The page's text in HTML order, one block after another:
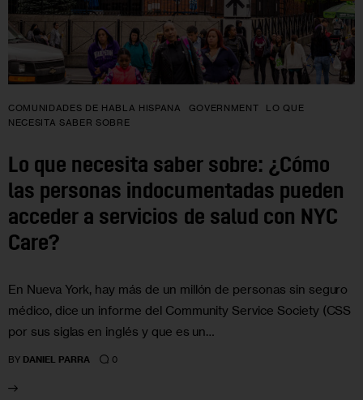
COMUNIDADES DE HABLA HISPANA GOVERNMENT
LO QUE
NECESITA SABER SOBRE
Lo que necesita saber sobre: ¿Cómo
las personas indocumentadas pueden
acceder a servicios de salud con NYC
Care?
En Nueva York, hay más de un millón de personas sin seguro
médico, dice un informe del Community Service Society (CSS
por sus siglas en inglés y que es un…
BY DANIEL PARRA 0